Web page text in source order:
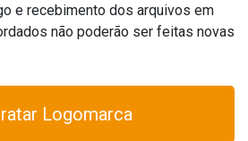
e recebimento dos arquivos em
não poderão ser feitas novas
Logomarca